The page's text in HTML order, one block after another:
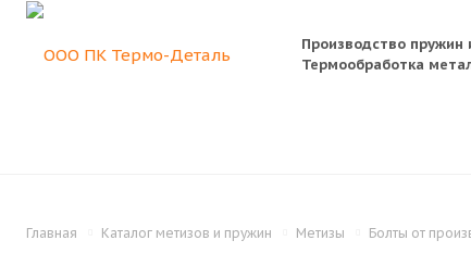
Производство пружин
Термообработка
Главная Каталог метизов и пружин Метизы Болты от